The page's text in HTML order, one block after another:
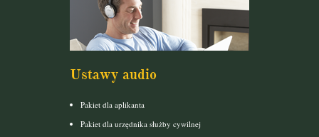
Ustawy audio
Pakiet dla aplikanta
Pakiet dla urzędnika służby cywilnej